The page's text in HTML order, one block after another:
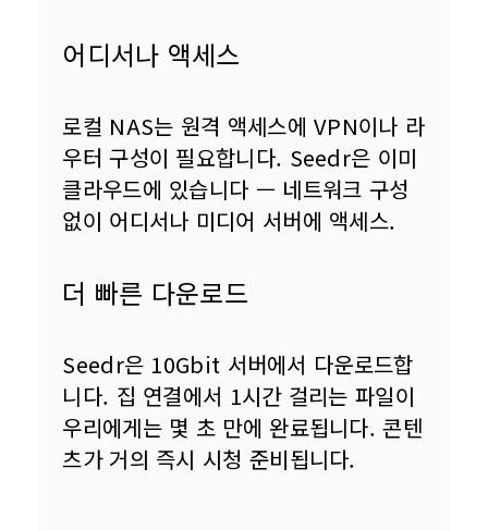
어디서나 액세스
로컬 NAS는 원격 액세스에 VPN이나 라
우터 구성이 필요합니다. Seedr은 이미
클라우드에 있습니다 — 네트워크 구성
없이 어디서나 미디어 서버에 액세스.
더 빠른 다운로드
Seedr은 10Gbit 서버에서 다운로드합
니다. 집 연결에서 1시간 걸리는 파일이
우리에게는 몇 초 만에 완료됩니다. 콘텐
츠가 거의 즉시 시청 준비됩니다.